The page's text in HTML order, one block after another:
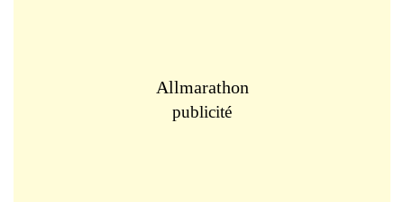
Allmarathon
publicité